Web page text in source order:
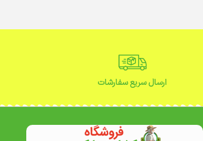
ارسال سریع سفارشات